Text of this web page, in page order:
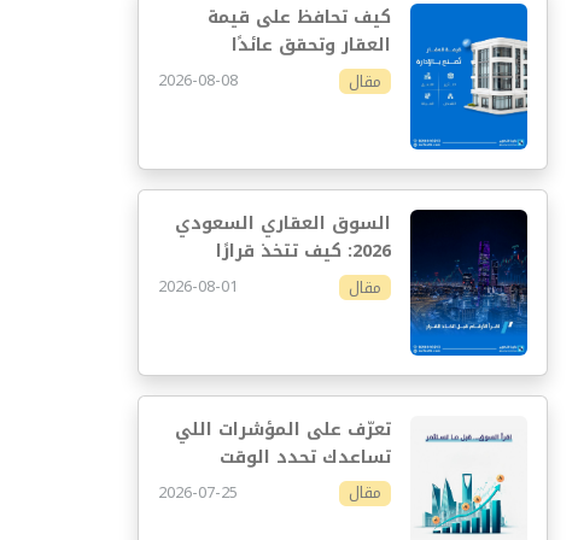
كيف تحافظ على قيمة
العقار وتحقق عائدًا
مستدامًا
مقال 2026-08-08
السوق العقاري السعودي
2026: كيف تتخذ قرارًا
استثماريًا أفضل
مقال 2026-08-01
تعرّف على المؤشرات اللي
تساعدك تحدد الوقت
المناسب للاستثمار
مقال 2026-07-25